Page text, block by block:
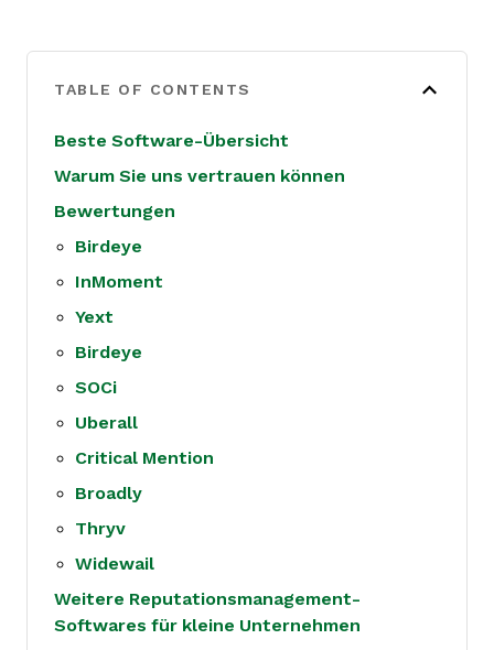
TABLE OF CONTENTS
Beste Software-Übersicht
Warum Sie uns vertrauen können
Bewertungen
Birdeye
InMoment
Yext
Birdeye
SOCi
Uberall
Critical Mention
Broadly
Thryv
Widewail
Weitere Reputationsmanagement-
Softwares für kleine Unternehmen